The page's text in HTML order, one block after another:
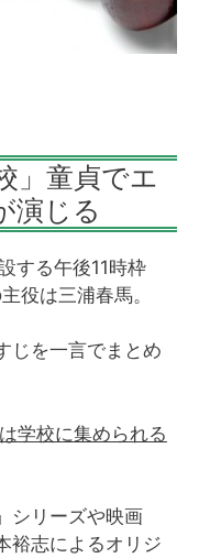
」童貞でエ
演じる
する午後11時枠
役は三浦春馬。
じを一言でまとめ
学校に集められる
シリーズや映画
裕志によるオリジ